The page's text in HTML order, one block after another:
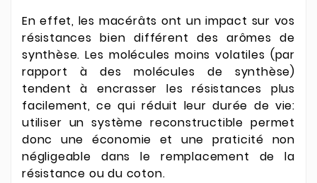
En effet, les macérâts ont un impact sur vos
résistances bien différent des arômes de
synthèse. Les molécules moins volatiles (par
rapport à des molécules de synthèse)
tendent à encrasser les résistances plus
facilement, ce qui réduit leur durée de vie:
utiliser un système reconstructible permet
donc une économie et une praticité non
négligeable dans le remplacement de la
résistance ou du coton.